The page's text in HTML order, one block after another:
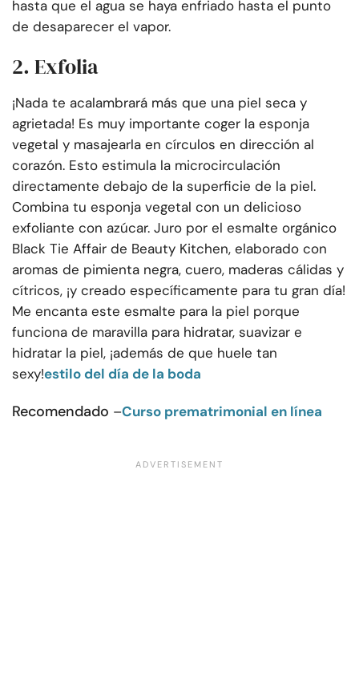
hasta que el agua se haya enfriado hasta el punto
de desaparecer el vapor.
2. Exfolia
¡Nada te acalambrará más que una piel seca y
agrietada! Es muy importante coger la esponja
vegetal y masajearla en círculos en dirección al
corazón. Esto estimula la microcirculación
directamente debajo de la superficie de la piel.
Combina tu esponja vegetal con un delicioso
exfoliante con azúcar. Juro por el esmalte orgánico
Black Tie Affair de Beauty Kitchen, elaborado con
aromas de pimienta negra, cuero, maderas cálidas y
cítricos, ¡y creado específicamente para tu gran día!
Me encanta este esmalte para la piel porque
funciona de maravilla para hidratar, suavizar e
hidratar la piel, ¡además de que huele tan
sexy!estilo del día de la boda
Recomendado –Curso prematrimonial en línea